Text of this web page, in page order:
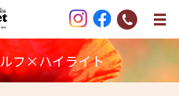
フ×ハイライト